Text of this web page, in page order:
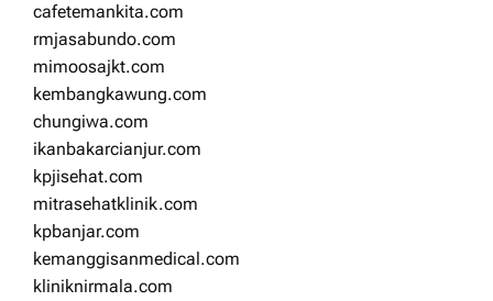
cafetemankita.com
rmjasabundo.com
mimoosajkt.com
kembangkawung.com
chungiwa.com
ikanbakarcianjur.com
kpjisehat.com
mitrasehatklinik.com
kpbanjar.com
kemanggisanmedical.com
kliniknirmala.com